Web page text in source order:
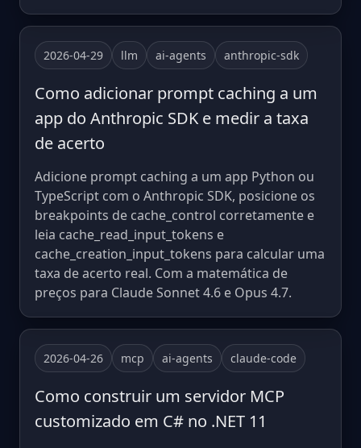
2026-04-29 llm ai-agents anthropic-sdk
Como adicionar prompt caching a um
app do Anthropic SDK e medir a taxa
de acerto
Adicione prompt caching a um app Python ou
TypeScript com o Anthropic SDK, posicione os
breakpoints de cache_control corretamente e
leia cache_read_input_tokens e
cache_creation_input_tokens para calcular uma
taxa de acerto real. Com a matemática de
preços para Claude Sonnet 4.6 e Opus 4.7.
2026-04-26 mcp ai-agents claude-code
Como construir um servidor MCP
customizado em C# no .NET 11